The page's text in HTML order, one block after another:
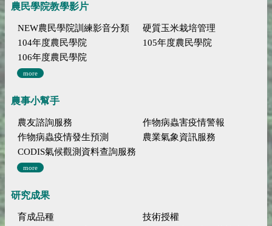
農民學院教學影片
NEW農民學院訓練影音分類
硬質玉米栽培管理
104年度農民學院
105年度農民學院
106年度農民學院
more
農事小幫手
農友諮詢服務
作物病蟲害疫情警報
作物病蟲疫情發生預測
農業氣象資訊服務
CODIS氣候觀測資料查詢服務
more
研究成果
育成品種
技術授權